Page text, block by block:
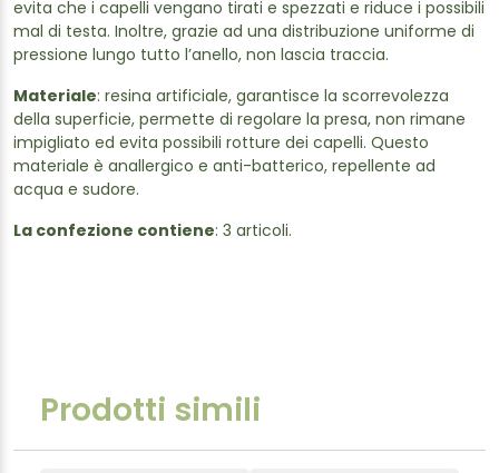
evita che i capelli vengano tirati e spezzati e riduce i possibili
mal di testa. Inoltre, grazie ad una distribuzione uniforme di
pressione lungo tutto l’anello, non lascia traccia.
Materiale: resina artificiale, garantisce la scorrevolezza
della superficie, permette di regolare la presa, non rimane
impigliato ed evita possibili rotture dei capelli. Questo
materiale è anallergico e anti-batterico, repellente ad
acqua e sudore.
La confezione contiene: 3 articoli.
Prodotti simili